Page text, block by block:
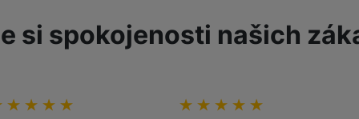
si spokojenosti našich
zákazníků
%
Hodnocení zákazníků
100%